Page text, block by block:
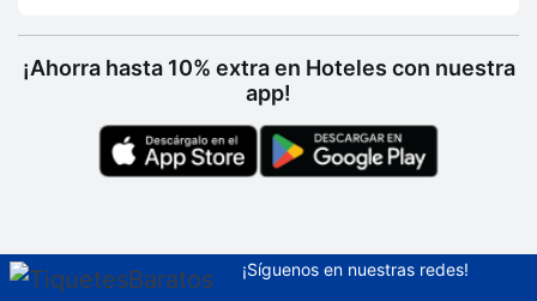
¡Ahorra hasta 10% extra en Hoteles con nuestra
app!
¡Síguenos en nuestras redes!